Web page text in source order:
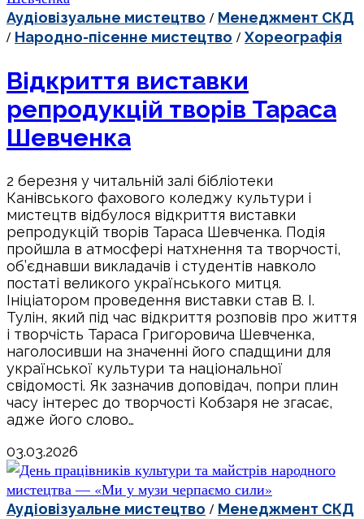
Аудіовізуальне мистецтво / Менеджмент СКД
/ Народно-пісенне мистецтво / Хореографія
Відкриття виставки
репродукцій творів Тараса
Шевченка
2 березня у читальній залі бібліотеки
Канівського фахового коледжу культури і
мистецтв відбулося відкриття виставки
репродукцій творів Тараса Шевченка. Подія
пройшла в атмосфері натхнення та творчості,
об’єднавши викладачів і студентів навколо
постаті великого українського митця.
Ініціатором проведення виставки став В. І.
Тулін, який під час відкриття розповів про життя
і творчість Тараса Григоровича Шевченка,
наголосивши на значенні його спадщини для
української культури та національної
свідомості. Як зазначив доповідач, попри плин
часу інтерес до творчості Кобзаря не згасає,
адже його слово…
03.03.2026
Аудіовізуальне мистецтво / Менеджмент СКД